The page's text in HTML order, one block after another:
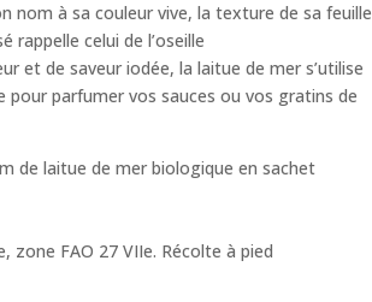
nom à sa couleur vive, la texture de sa feuille
rappelle celui de l’oseille
et de saveur iodée, la laitue de mer s’utilise
parfumer vos sauces ou vos gratins de
de laitue de mer biologique en sachet
zone FAO 27 VIIe. Récolte à pied